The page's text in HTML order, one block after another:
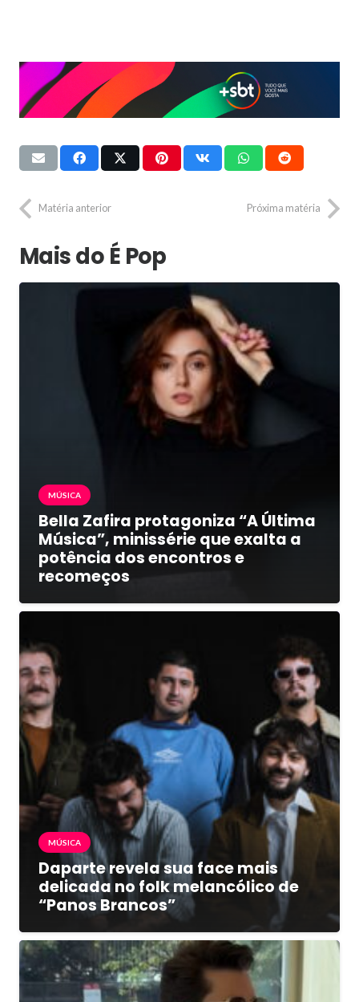
Matéria anterior Próxima matéria
Mais do É Pop
MÚSICA
Bella Zafira protagoniza “A Última
Música”, minissérie que exalta a
potência dos encontros e
recomeços
MÚSICA
Daparte revela sua face mais
delicada no folk melancólico de
“Panos Brancos”